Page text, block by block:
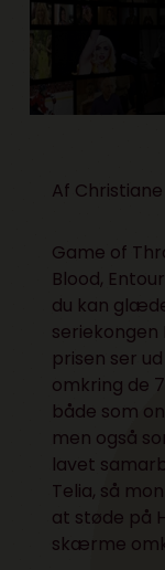
Af
Game of
Blood,
du kan
seriekongen
prisen ser
omkring de
både som
men også
lavet
Telia, så
at støde på
skærme